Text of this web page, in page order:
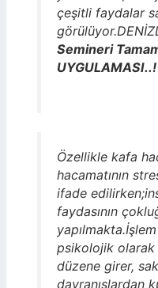
çeşitli faydalar
Semineri
Özellikle kafa
hacamatının
ifade
faydasının
psikolojik olarak
düzene girer,
davranışlardan